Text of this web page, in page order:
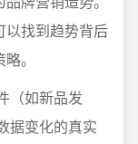
以找到趋势背后
。
（如新品发
据变化的真实